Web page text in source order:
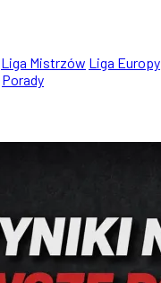
Liga Mistrzów Liga Europy
Porady